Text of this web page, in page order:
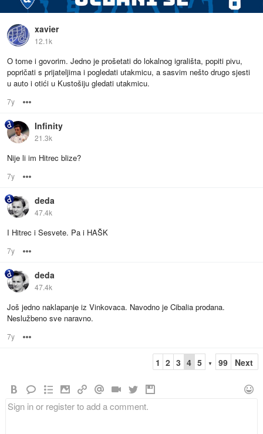
xavier
12.1k
O tome i govorim. Jedno je prošetati do lokalnog igrališta, popiti pivu,
popričati s prijateljima i pogledati utakmicu, a sasvim nešto drugo sjesti
u auto i otići u Kustošiju gledati utakmicu.
7y
Infinity
21.3k
Nije li im Hitrec blize?
7y
deda
47.4k
I Hitrec i Sesvete. Pa i HAŠK
7y
deda
47.4k
Još jedno naklapanje iz Vinkovaca. Navodno je Cibalia prodana.
Neslužbeno sve naravno.
7y
1 2 3 4 5 ▼ 99 Next